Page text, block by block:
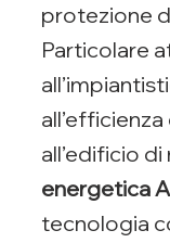
protezione
Particolare
all’edificio
energetica A
tecnologia